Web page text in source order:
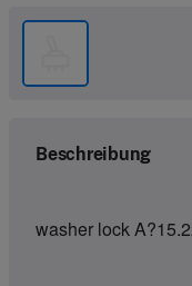
Beschreibung
washer lock